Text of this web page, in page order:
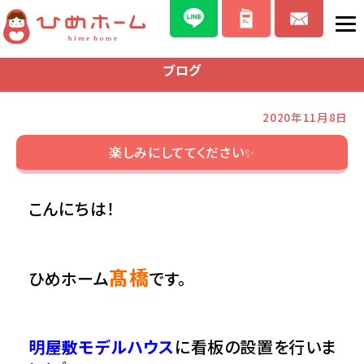
ブログ
2020年11月8日
楽しみにしててください✨
こんにちは！
ひめホーム髙橋です。
明屋敷モデルハウスに看板の設置を行いま